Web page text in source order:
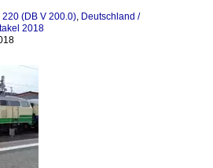
(DB V 200.0), Deutschland /
2018